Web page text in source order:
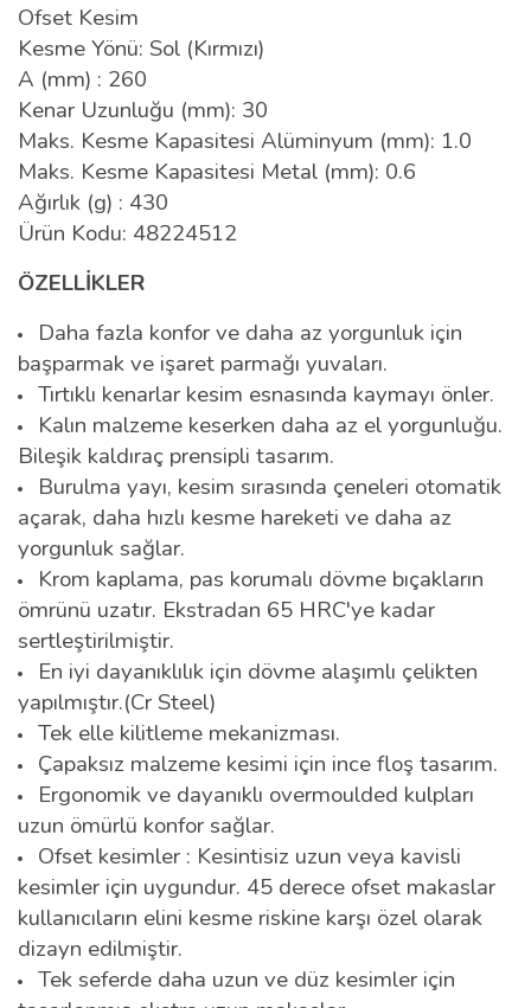
Ofset Kesim
Kesme Yönü: Sol (Kırmızı)
A (mm) : 260
Kenar Uzunluğu (mm): 30
Maks. Kesme Kapasitesi Alüminyum (mm): 1.0
Maks. Kesme Kapasitesi Metal (mm): 0.6
Ağırlık (g) : 430
Ürün Kodu: 48224512
ÖZELLİKLER
Daha fazla konfor ve daha az yorgunluk için
başparmak ve işaret parmağı yuvaları.
Tırtıklı kenarlar kesim esnasında kaymayı önler.
Kalın malzeme keserken daha az el yorgunluğu.
Bileşik kaldıraç prensipli tasarım.
Burulma yayı, kesim sırasında çeneleri otomatik
açarak, daha hızlı kesme hareketi ve daha az
yorgunluk sağlar.
Krom kaplama, pas korumalı dövme bıçakların
ömrünü uzatır. Ekstradan 65 HRC'ye kadar
sertleştirilmiştir.
En iyi dayanıklılık için dövme alaşımlı çelikten
yapılmıştır.(Cr Steel)
Tek elle kilitleme mekanizması.
Çapaksız malzeme kesimi için ince floş tasarım.
Ergonomik ve dayanıklı overmoulded kulpları
uzun ömürlü konfor sağlar.
Ofset kesimler : Kesintisiz uzun veya kavisli
kesimler için uygundur. 45 derece ofset makaslar
kullanıcıların elini kesme riskine karşı özel olarak
dizayn edilmiştir.
Tek seferde daha uzun ve düz kesimler için